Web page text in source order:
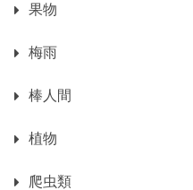
果物
梅雨
棒人間
植物
爬虫類